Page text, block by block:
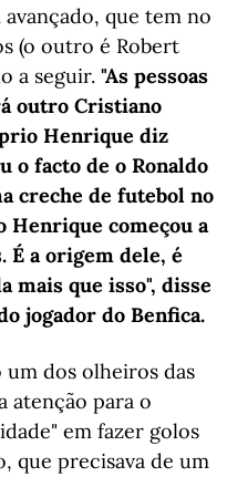
que tem no
(o outro é Robert
a seguir. "As pessoas
outro Cristiano
Henrique diz
o facto de o Ronaldo
creche de futebol no
Henrique começou a
É a origem dele, é
mais que isso", disse
jogador do Benfica.
dos olheiros das
atenção para o
em fazer golos
que precisava de um